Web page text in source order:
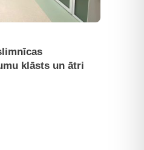
klāsts un ātri